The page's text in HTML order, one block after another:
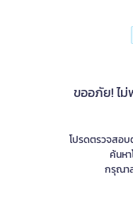
ขออภัย! ไ
โปรดตรวจสอ
ค้นห
กรุณา